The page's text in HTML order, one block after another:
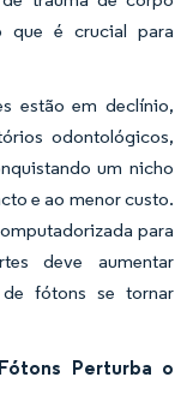
que é crucial para
estão em declínio,
odontológicos,
um nicho
e ao menor custo.
para
deve aumentar
de fótons se tornar
Perturba o